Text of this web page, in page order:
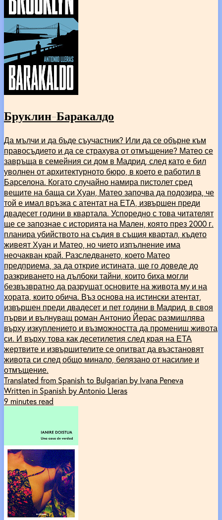
Бруклин-Баракалдо
Да мълчи и да бъде съучастник? Или да се обърне към
правосъдието и да се страхува от отмъщение? Матео се
завръща в семейния си дом в Мадрид, след като е бил
уволнен от архитектурното бюро, в което е работил в
Барселона. Когато случайно намира пистолет сред
вещите на баща си Хуан, Матео започва да подозира, че
той е имал връзка с атентат на ЕТА, извършен преди
двадесет години в квартала. Успоредно с това читателят
ще се запознае с историята на Мален, която през 2000 г.
планира убийството на съдия в същия квартал, където
живеят Хуан и Матео, но чието изпълнение има
неочакван край. Разследването, което Матео
предприема, за да открие истината, ще го доведе до
разкриването на дълбоки тайни, които биха могли
безвъзвратно да разрушат основите на живота му и на
хората, които обича. Въз основа на истински атентат,
извършен преди двадесет и пет години в Мадрид, в своя
първи и вълнуващ роман Антонио Йерас размишлява
върху изкуплението и възможността да промениш живота
си. И върху това как десетилетия след края на ЕТА
жертвите и извършителите се опитват да възстановят
живота си след общо минало, белязано от насилие и
отмъщение.
Translated from Spanish to Bulgarian by Ivana Peneva
Written in Spanish by Antonio Lleras
9 minutes read